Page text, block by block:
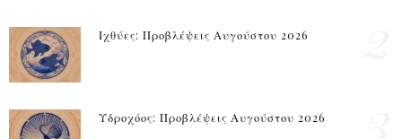
Ιχθύες: Προβλέψεις Αυγούστου 2026
Υδροχόος: Προβλέψεις Αυγούστου 2026